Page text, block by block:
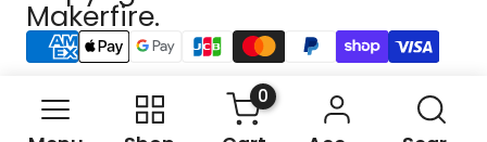
ディーラー
知的財産権
ブログ
オープンソースのハードウェアメーカ
ーフォーカス
WhatsApp: +8619075692302
E-mail: orders@makerfire.com
(General inquires.)
support@makerfire.com
Makerfire.
0